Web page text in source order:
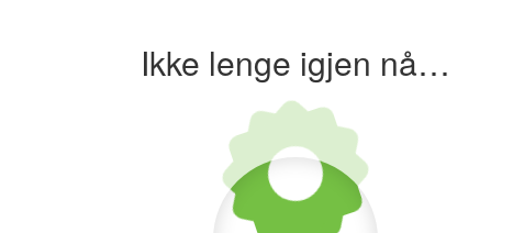
Ikke lenge igjen nå…